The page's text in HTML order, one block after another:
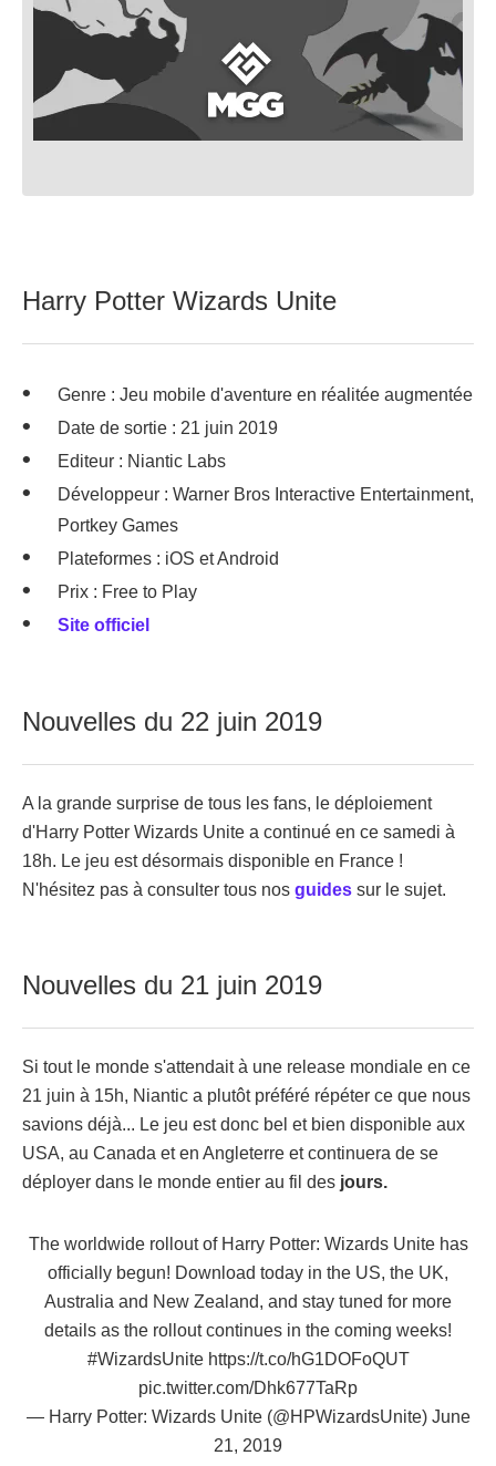
Harry Potter Wizards Unite
Genre : Jeu mobile d'aventure en réalitée augmentée
Date de sortie : 21 juin 2019
Editeur : Niantic Labs
Développeur : Warner Bros Interactive Entertainment,
Portkey Games
Plateformes : iOS et Android
Prix : Free to Play
Site officiel
Nouvelles du 22 juin 2019
A la grande surprise de tous les fans, le déploiement
d'Harry Potter Wizards Unite a continué en ce samedi à
18h. Le jeu est désormais disponible en France !
N'hésitez pas à consulter tous nos guides sur le sujet.
Nouvelles du 21 juin 2019
Si tout le monde s'attendait à une release mondiale en ce
21 juin à 15h, Niantic a plutôt préféré répéter ce que nous
savions déjà... Le jeu est donc bel et bien disponible aux
USA, au Canada et en Angleterre et continuera de se
déployer dans le monde entier au fil des jours.
The worldwide rollout of Harry Potter: Wizards Unite has
officially begun! Download today in the US, the UK,
Australia and New Zealand, and stay tuned for more
details as the rollout continues in the coming weeks!
#WizardsUnite https://t.co/hG1DOFoQUT
pic.twitter.com/Dhk677TaRp
— Harry Potter: Wizards Unite (@HPWizardsUnite) June
21, 2019